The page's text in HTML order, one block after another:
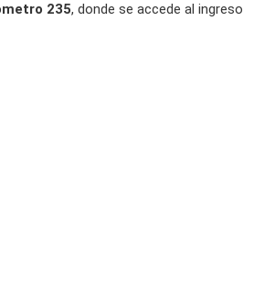
235, donde se accede al ingreso